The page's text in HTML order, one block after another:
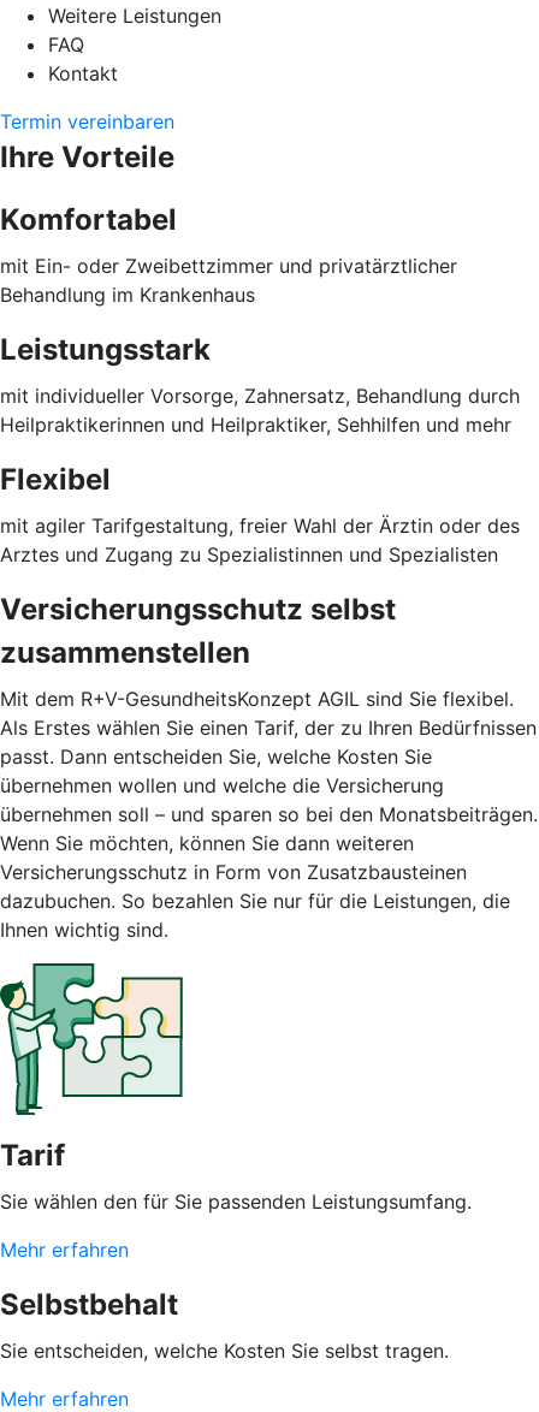
Weitere Leistungen
FAQ
Kontakt
Termin vereinbaren
Ihre Vorteile
Komfortabel
mit Ein- oder Zweibettzimmer und privatärztlicher
Behandlung im Krankenhaus
Leistungsstark
mit individueller Vorsorge, Zahnersatz, Behandlung durch
Heilpraktikerinnen und Heilpraktiker, Sehhilfen und mehr
Flexibel
mit agiler Tarifgestaltung, freier Wahl der Ärztin oder des
Arztes und Zugang zu Spezialistinnen und Spezialisten
Versicherungsschutz selbst
zusammenstellen
Mit dem R+V-GesundheitsKonzept AGIL sind Sie flexibel.
Als Erstes wählen Sie einen Tarif, der zu Ihren Bedürfnissen
passt. Dann entscheiden Sie, welche Kosten Sie
übernehmen wollen und welche die Versicherung
übernehmen soll – und sparen so bei den Monatsbeiträgen.
Wenn Sie möchten, können Sie dann weiteren
Versicherungsschutz in Form von Zusatzbausteinen
dazubuchen. So bezahlen Sie nur für die Leistungen, die
Ihnen wichtig sind.
Tarif
Sie wählen den für Sie passenden Leistungsumfang.
Mehr erfahren
Selbstbehalt
Sie entscheiden, welche Kosten Sie selbst tragen.
Mehr erfahren